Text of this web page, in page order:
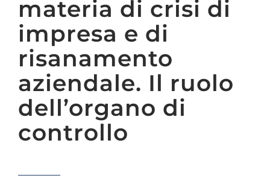
materia di crisi di
impresa e di
risanamento
aziendale. Il ruolo
dell’organo di
controllo